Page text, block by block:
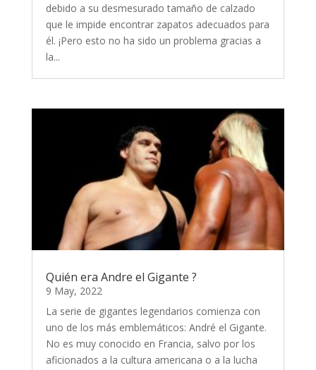
debido a su desmesurado tamaño de calzado
que le impide encontrar zapatos adecuados para
él. ¡Pero esto no ha sido un problema gracias a
la...
Quién era Andre el Gigante ?
9 May, 2022
La serie de gigantes legendarios comienza con
uno de los más emblemáticos: André el Gigante.
No es muy conocido en Francia, salvo por los
aficionados a la cultura americana o a la lucha